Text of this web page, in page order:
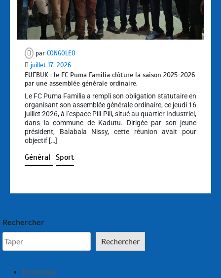
par CONGOLEO
juillet 17, 2026
EUFBUK : le FC Puma Familia clôture la saison 2025-2026
par une assemblée générale ordinaire.
Le FC Puma Familia a rempli son obligation statutaire en
organisant son assemblée générale ordinaire, ce jeudi 16
juillet 2026, à l’espace Pili Pili, situé au quartier Industriel,
dans la commune de Kadutu. Dirigée par son jeune
président, Balabala Nissy, cette réunion avait pour
objectif […]
Général Sport
Rechercher
Rechercher
Economie